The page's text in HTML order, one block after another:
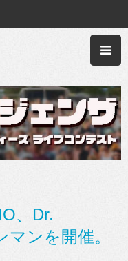
、Dr.
ンを開催。